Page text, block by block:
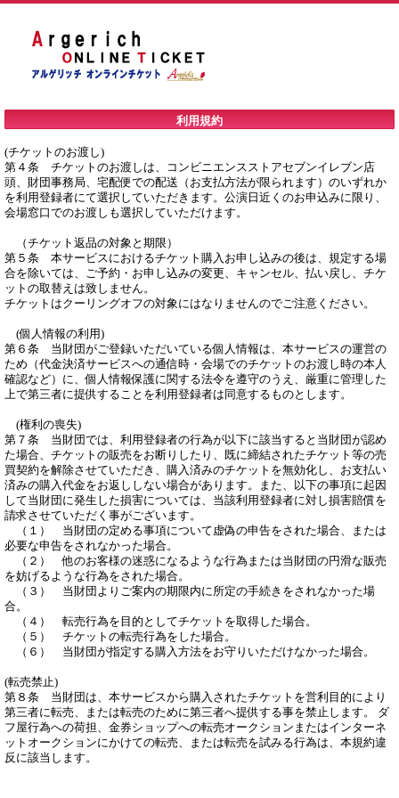
利用規約
(チケットのお渡し)
第４条　チケットのお渡しは、コンビニエンスストアセブンイレブン店
頭、財団事務局、宅配便での配送（お支払方法が限られます）のいずれか
を利用登録者にて選択していただきます。公演日近くのお申込みに限り、
会場窓口でのお渡しも選択していただけます。
（チケット返品の対象と期限）
第５条　本サービスにおけるチケット購入お申し込みの後は、規定する場
合を除いては、ご予約・お申し込みの変更、キャンセル、払い戻し、チケ
ットの取替えは致しません。
チケットはクーリングオフの対象にはなりませんのでご注意ください。
(個人情報の利用)
第６条　当財団がご登録いただいている個人情報は、本サービスの運営の
ため（代金決済サービスへの通信時・会場でのチケットのお渡し時の本人
確認など）に、個人情報保護に関する法令を遵守のうえ、厳重に管理した
上で第三者に提供することを利用登録者は同意するものとします。
(権利の喪失)
第７条　当財団では、利用登録者の行為が以下に該当すると当財団が認め
た場合、チケットの販売をお断りしたり、既に締結されたチケット等の売
買契約を解除させていただき、購入済みのチケットを無効化し、お支払い
済みの購入代金をお返ししない場合があります。また、以下の事項に起因
して当財団に発生した損害については、当該利用登録者に対し損害賠償を
請求させていただく事がございます。
（１）　当財団の定める事項について虚偽の申告をされた場合、または
必要な申告をされなかった場合。
（２）　他のお客様の迷惑になるような行為または当財団の円滑な販売
を妨げるような行為をされた場合。
（３）　当財団よりご案内の期限内に所定の手続きをされなかった場
合。
（４）　転売行為を目的としてチケットを取得した場合。
（５）　チケットの転売行為をした場合。
（６）　当財団が指定する購入方法をお守りいただけなかった場合。
(転売禁止)
第８条　当財団は、本サービスから購入されたチケットを営利目的により
第三者に転売、または転売のために第三者へ提供する事を禁止します。 ダ
フ屋行為への荷担、金券ショップへの転売オークションまたはインターネ
ットオークションにかけての転売、または転売を試みる行為は、本規約違
反に該当します。